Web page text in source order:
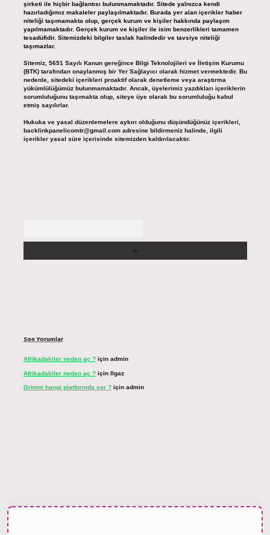
şirketi ile hiçbir bağlantısı bulunmamaktadır. Sitede yalnızca kendi
hazırladığımız makaleler paylaşılmaktadır. Burada yer alan içerikler haber
niteliği taşımamakta olup, gerçek kurum ve kişiler hakkında paylaşım
yapılmamaktadır. Gerçek kurum ve kişiler ile isim benzerlikleri tamamen
tesadüfidir. Sitemizdeki bilgiler taslak halindedir ve tavsiye niteliği
taşımazlar.
Sitemiz, 5651 Sayılı Kanun gereğince Bilgi Teknolojileri ve İletişim Kurumu
(BTK) tarafından onaylanmış bir Yer Sağlayıcı olarak hizmet vermektedir. Bu
nedenle, sitedeki içerikleri proaktif olarak denetleme veya araştırma
yükümlülüğümüz bulunmamaktadır. Ancak, üyelerimiz yazdıkları içeriklerin
sorumluluğunu taşımakta olup, siteye üye olarak bu sorumluluğu kabul
etmiş sayılırlar.
Hukuka ve yasal düzenlemelere aykırı olduğunu düşündüğünüz içerikleri,
backlinkpanelicomtr@gmail.comadresine bildirmeniz halinde, ilgili
içerikler yasal süre içerisinde sitemizden kaldırılacaktır.
Son Yorumlar
Afrikadakiler neden aç ?için admin
Afrikadakiler neden aç ?için Ilgaz
Grimm hangi platformda var ?için admin